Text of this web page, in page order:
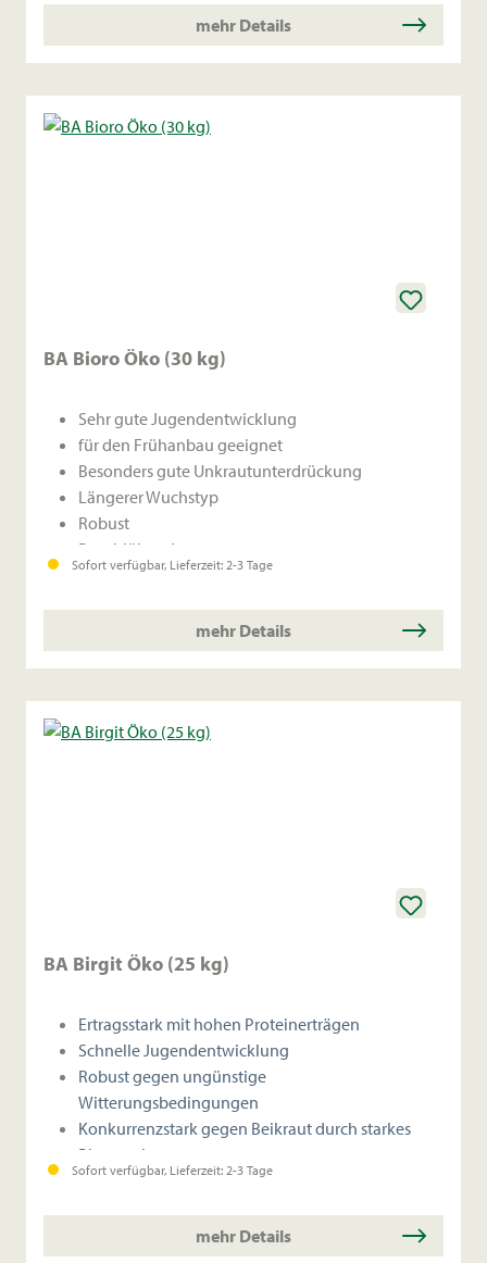
mehr Details
BA Bioro Öko (30 kg)
Sehr gute Jugendentwicklung
für den Frühanbau geeignet
Besonders gute Unkrautunterdrückung
Längerer Wuchstyp
Robust
Buntblühend
Kleines Korn
Auch als Futterbohne geeignet
Sofort verfügbar, Lieferzeit: 2-3 Tage
mehr Details
BA Birgit Öko (25 kg)
Ertragsstark mit hohen Proteinerträgen
Schnelle Jugendentwicklung
Robust gegen ungünstige
Witterungsbedingungen
Konkurrenzstark gegen Beikraut durch starkes
Blattwachstum
Sofort verfügbar, Lieferzeit: 2-3 Tage
mehr Details